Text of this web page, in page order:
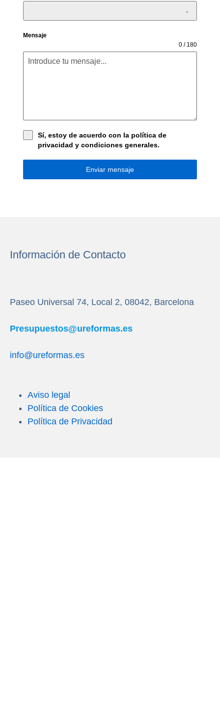
Mensaje
0 / 180
Sí, estoy de acuerdo con la política de
privacidad y condiciones generales.
Enviar mensaje
Información de Contacto
Paseo Universal 74, Local 2, 08042, Barcelona
Presupuestos@ureformas.es
info@ureformas.es
Aviso legal
Política de Cookies
Política de Privacidad